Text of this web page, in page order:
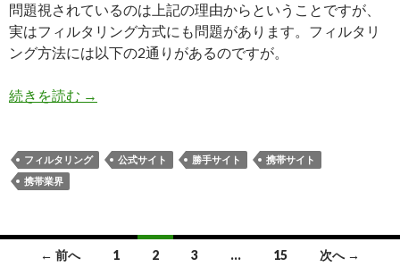
問題視されているのは上記の理由からということですが、
実はフィルタリング方式にも問題があります。フィルタリ
ング方法には以下の2通りがあるのですが。
続きを読む 未
有
ト
→
フィルタリング 公式サイト 勝手サイト
携帯サイト
携帯業界
← 前へ 1 2 3 … 15 次へ →